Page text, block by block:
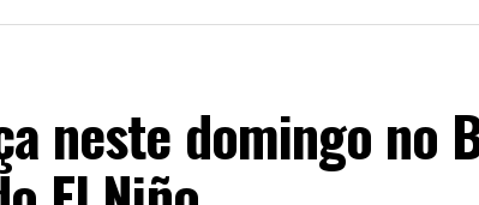
produtos falsificados.
do Choque (BPChq) da Polícia Militar
Vermelho. Em uma área de mata fechada,três
a um hospital público na Barra da
neste domingo no